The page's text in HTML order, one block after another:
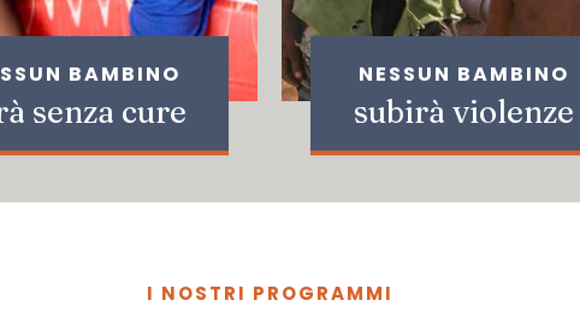
BAMBINO
senza cure
NESSUN BAMBINO
subirà violenze
I NOSTRI PROGRAMMI